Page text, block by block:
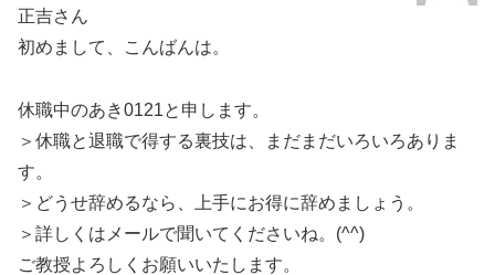
正吉さん
初めまして、こんばんは。
休職中のあき0121と申します。
＞休職と退職で得する裏技は、まだまだいろいろありま
す。
＞どうせ辞めるなら、上手にお得に辞めましょう。
＞詳しくはメールで聞いてくださいね。(^^)
ご教授よろしくお願いいたします。